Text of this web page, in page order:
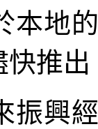
本地
快推出
振興